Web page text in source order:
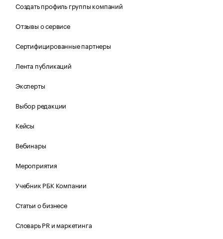
Создать профиль группы компаний
Отзывы о сервисе
Сертифицированные партнеры
Лента публикаций
Эксперты
Выбор редакции
Кейсы
Вебинары
Мероприятия
Учебник РБК Компании
Статьи о бизнесе
Словарь PR и маркетинга